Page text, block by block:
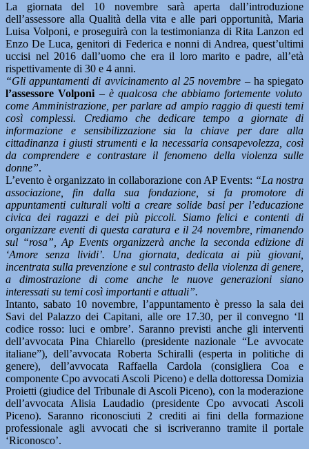
La giornata del 10 novembre sarà aperta dall’introduzione
dell’assessore alla Qualità della vita e alle pari opportunità, Maria
Luisa Volponi, e proseguirà con la testimonianza di Rita Lanzon ed
Enzo De Luca, genitori di Federica e nonni di Andrea, quest’ultimi
uccisi nel 2016 dall’uomo che era il loro marito e padre, all’età
rispettivamente di 30 e 4 anni.
“Gli appuntamenti di avvicinamento al 25 novembre – ha spiegato
l’assessore Volponi –è qualcosa che abbiamo fortemente voluto
come Amministrazione, per parlare ad ampio raggio di questi temi
così complessi. Crediamo che dedicare tempo a giornate di
informazione e sensibilizzazione sia la chiave per dare alla
cittadinanza i giusti strumenti e la necessaria consapevolezza, così
da comprendere e contrastare il fenomeno della violenza sulle
donne”.
L’evento è organizzato in collaborazione con AP Events: “La nostra
associazione, fin dalla sua fondazione, si fa promotore di
appuntamenti culturali volti a creare solide basi per l’educazione
civica dei ragazzi e dei più piccoli. Siamo felici e contenti di
organizzare eventi di questa caratura e il 24 novembre, rimanendo
sul “rosa”, Ap Events organizzerà anche la seconda edizione di
‘Amore senza lividi’. Una giornata, dedicata ai più giovani,
incentrata sulla prevenzione e sul contrasto della violenza di genere,
a dimostrazione di come anche le nuove generazioni siano
interessati su temi così importanti e attuali”.
Intanto, sabato 10 novembre, l’appuntamento è presso la sala dei
Savi del Palazzo dei Capitani, alle ore 17.30, per il convegno ‘Il
codice rosso: luci e ombre’. Saranno previsti anche gli interventi
dell’avvocata Pina Chiarello (presidente nazionale “Le avvocate
italiane”), dell’avvocata Roberta Schiralli (esperta in politiche di
genere), dell’avvocata Raffaella Cardola (consigliera Coa e
componente Cpo avvocati Ascoli Piceno) e della dottoressa Domizia
Proietti (giudice del Tribunale di Ascoli Piceno), con la moderazione
dell’avvocata Alisia Laudadio (presidente Cpo avvocati Ascoli
Piceno). Saranno riconosciuti 2 crediti ai fini della formazione
professionale agli avvocati che si iscriveranno tramite il portale
‘Riconosco’.